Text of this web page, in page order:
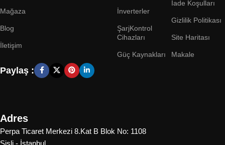
Mağaza
Blog
İletişim
İnverterler
ŞarjKontrol
Cihazları
Güç Kaynakları
İade Koşulları
Gizlilik Politikası
Site Haritası
Makale
Paylaş :
Adres
Perpa Ticaret Merkezi 8.Kat B Blok No: 1108
Şişli - İstanbul